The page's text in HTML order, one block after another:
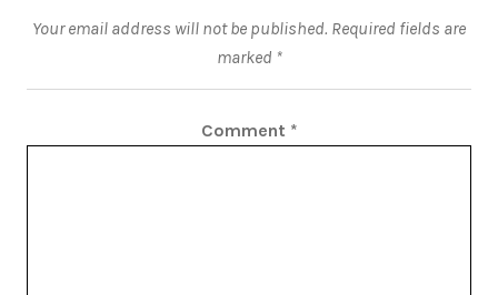
Your email address will not be published. Required fields are
marked *
Comment *